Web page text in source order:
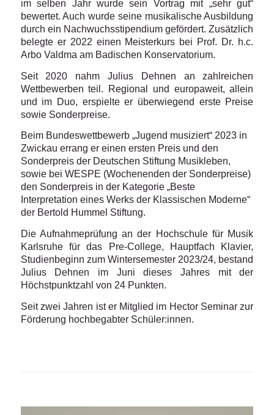
im selben Jahr wurde sein Vortrag mit „sehr gut“
bewertet. Auch wurde seine musikalische Ausbildung
durch ein Nachwuchsstipendium gefördert. Zusätzlich
belegte er 2022 einen Meisterkurs bei Prof. Dr. h.c.
Arbo Valdma am Badischen Konservatorium.
Seit 2020 nahm Julius Dehnen an zahlreichen
Wettbewerben teil. Regional und europaweit, allein
und im Duo, erspielte er überwiegend erste Preise
sowie Sonderpreise.
Beim Bundeswettbewerb „Jugend musiziert“ 2023 in
Zwickau errang er einen ersten Preis und den
Sonderpreis der Deutschen Stiftung Musikleben,
sowie bei WESPE (Wochenenden der Sonderpreise)
den Sonderpreis in der Kategorie „Beste
Interpretation eines Werks der Klassischen Moderne“
der Bertold Hummel Stiftung.
Die Aufnahmeprüfung an der Hochschule für Musik
Karlsruhe für das Pre-College, Hauptfach Klavier,
Studienbeginn zum Wintersemester 2023/24, bestand
Julius Dehnen im Juni dieses Jahres mit der
Höchstpunktzahl von 24 Punkten.
Seit zwei Jahren ist er Mitglied im Hector Seminar zur
Förderung hochbegabter Schüler:innen.